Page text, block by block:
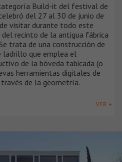
Build-it del festival de
del 27 al 30 de junio de
visitar durante todo este
recinto de la antigua fábrica
trata de una construcción de
ladrillo que emplea el
de la bóveda tabicada (o
herramientas digitales de
de la geometría.
VER +